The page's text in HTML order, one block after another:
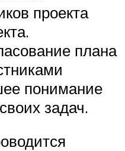
проекта
плана
понимание
задач.